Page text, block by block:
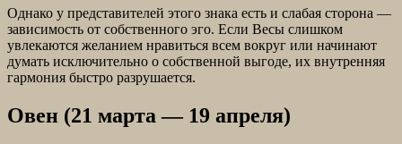
Однако у представителей этого знака есть и слабая сторона —
зависимость от собственного эго. Если Весы слишком
увлекаются желанием нравиться всем вокруг или начинают
думать исключительно о собственной выгоде, их внутренняя
гармония быстро разрушается.
Овен (21 марта — 19 апреля)